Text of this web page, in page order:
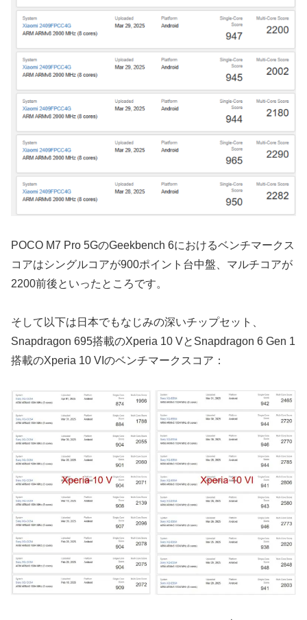
POCO M7 Pro 5GのGeekbench 6におけるベンチマークス
コアはシングルコアが900ポイント台中盤、マルチコアが
2200前後といったところです。
そして以下は日本でもなじみの深いチップセット、
Snapdragon 695搭載のXperia 10 VとSnapdragon 6 Gen 1
搭載のXperia 10 VIのベンチマークスコア：